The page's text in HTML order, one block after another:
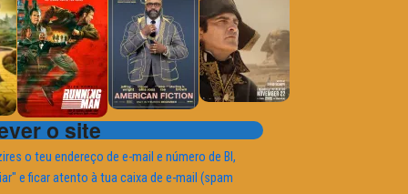
o site
o teu endereço de e-mail e número de BI,
e ficar atento à tua caixa de e-mail (spam